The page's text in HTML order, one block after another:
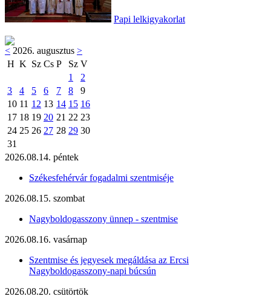
Papi lelkigyakorlat
< 2026. augusztus >
H K Sz Cs P Sz V
1
2
3
4 5 6 7 8
9
10 11 12 13 14 15 16
17 18 19 20 21 22 23
24 25 26 27 28 29 30
31
2026.08.14. péntek
Székesfehérvár fogadalmi szentmiséje
2026.08.15. szombat
Nagyboldogasszony ünnep - szentmise
2026.08.16. vasárnap
Szentmise és jegyesek megáldása az Ercsi
Nagyboldogasszony-napi búcsún
2026.08.20. csütörtök